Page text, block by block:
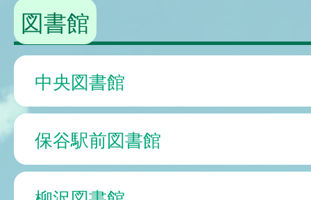
図書館
中央図書館
保谷駅前図書館